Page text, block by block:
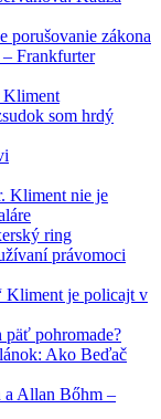
porušovanie zákona
Frankfurter
Kliment
som hrdý
Kliment nie je
ring
právomoci
Kliment je policajt v
pohromade?
Ako Beďač
a Allan Bőhm –